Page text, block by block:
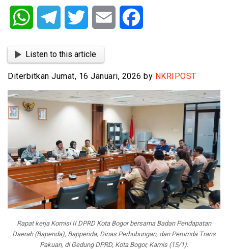
WhatsAppTelegram Twitter Email
Listen to this article
Diterbitkan Jumat, 16 Januari, 2026 by NKRIPOST
Rapat kerja Komisi II DPRD Kota Bogor bersama Badan Pendapatan
Daerah (Bapenda), Bapperida, Dinas Perhubungan, dan Perumda Trans
Pakuan, di Gedung DPRD, Kota Bogor, Kamis (15/1).